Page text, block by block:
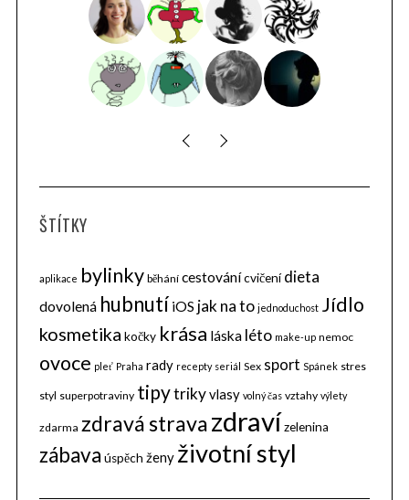
ŠTÍTKY
aplikace bylinky běhání cestovánícvičení dieta
dovolená hubnutí iOS jak na to jednoduchost Jídlo
kosmetika kočky krása láska léto make-up nemoc
ovoce pleť Praha rady recepty seriál Sex sport Spánek stres
styl superpotraviny tipytrikyvlasy volný čas vztahy výlety
zdarma zdravá stravazdravízelenina
zábava úspěch ženy životní styl